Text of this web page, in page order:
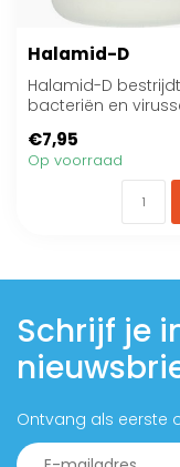
Halamid-D
Halamid-D bestrijdt
bacteriën en
€7,95
Op voorraad
Schrijf je
Ontvang als eerste